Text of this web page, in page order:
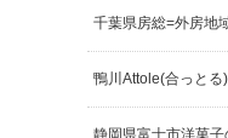
千葉県房総=外房地
鴨川Attole(合っとる)
静岡県富士市洋菓子